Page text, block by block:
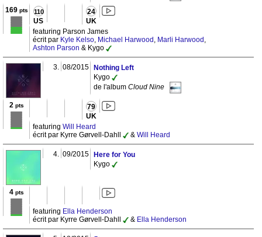
169pts
110
US
24
UK
featuring Parson James
écrit par Kyle Kelso, Michael Harwood , Marli Harwood ,
Ashton Parson & Kygo
3. 08/2015
Nothing Left
Kygo
de l'album Cloud Nine
2 pts 79
UK
featuring Will Heard
écrit par Kyrre Gørvell-Dahll
& Will Heard
4. 09/2015
Here for You
Kygo
4pts
featuring Ella Henderson
écrit par Kyrre Gørvell-Dahll
& Ella Henderson